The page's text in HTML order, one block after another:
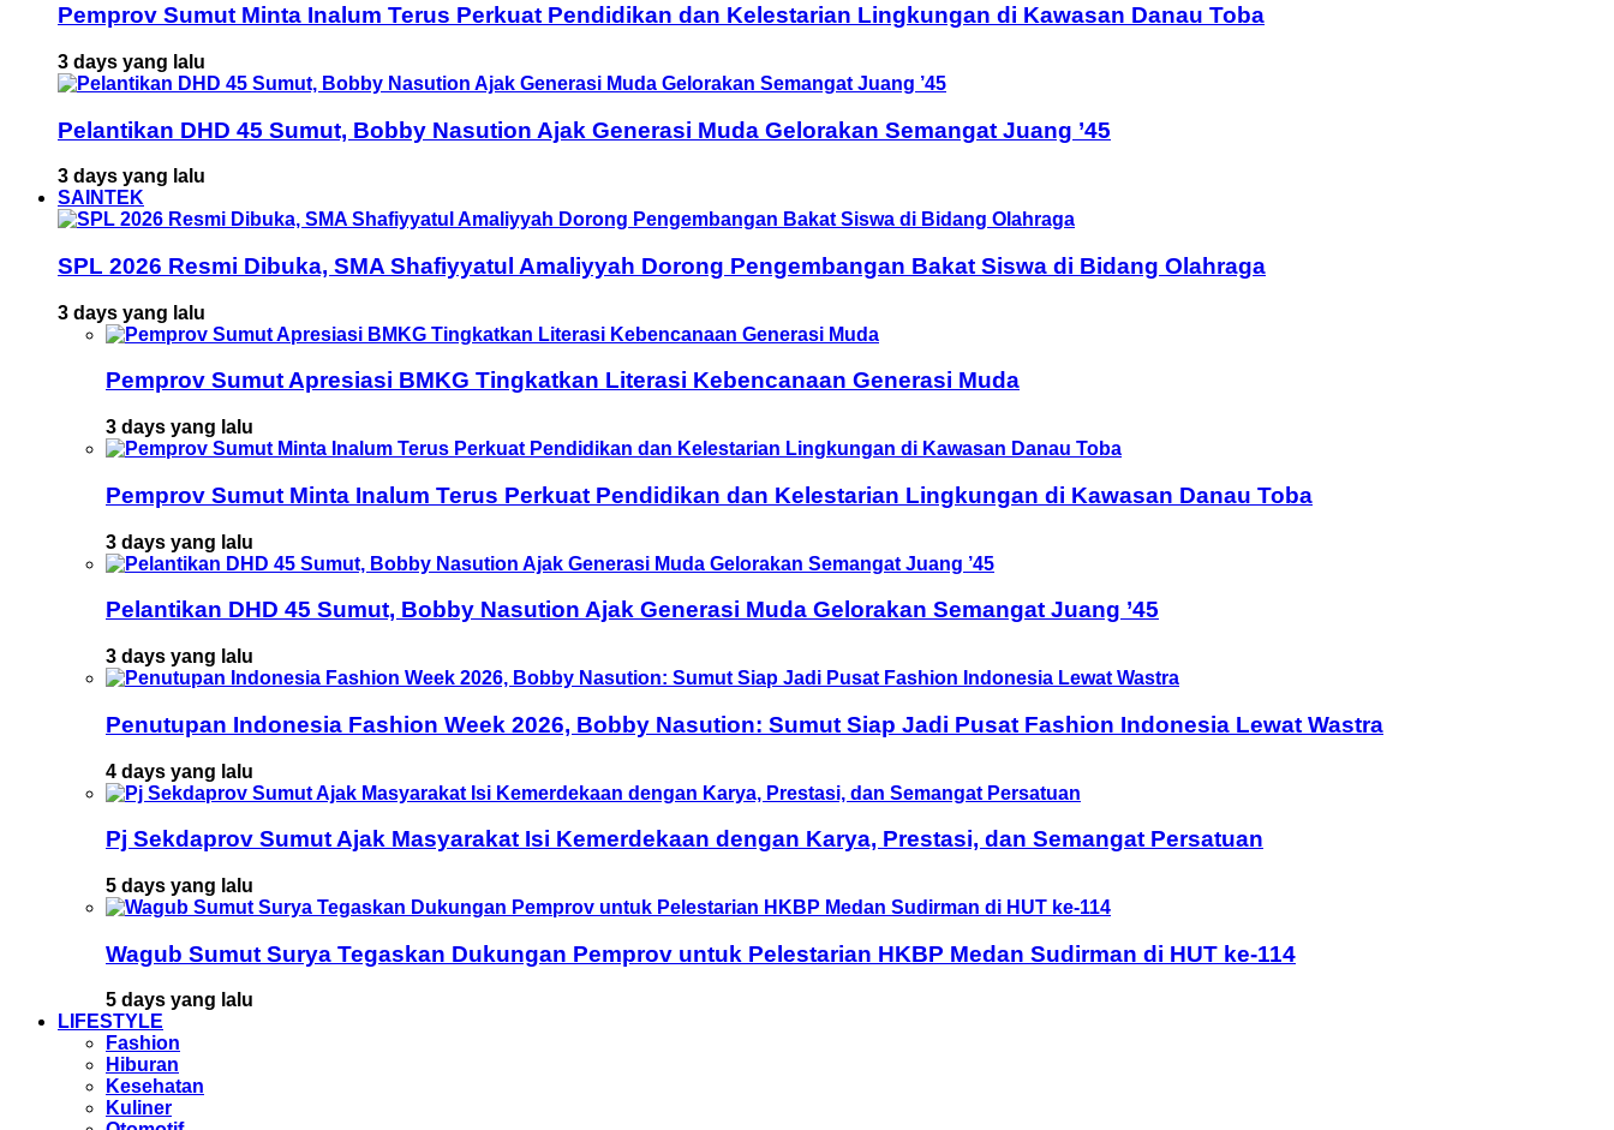
Pemprov Sumut Minta Inalum Terus Perkuat Pendidikan dan Kelestarian Lingkungan di Kawasan Danau Toba
3 days yang lalu
Pelantikan DHD 45 Sumut, Bobby Nasution Ajak Generasi Muda Gelorakan Semangat Juang ’45
3 days yang lalu
SAINTEK
SPL 2026 Resmi Dibuka, SMA Shafiyyatul Amaliyyah Dorong Pengembangan Bakat Siswa di Bidang Olahraga
3 days yang lalu
Pemprov Sumut Apresiasi BMKG Tingkatkan Literasi Kebencanaan Generasi Muda
3 days yang lalu
Pemprov Sumut Minta Inalum Terus Perkuat Pendidikan dan Kelestarian Lingkungan di Kawasan Danau Toba
3 days yang lalu
Pelantikan DHD 45 Sumut, Bobby Nasution Ajak Generasi Muda Gelorakan Semangat Juang ’45
3 days yang lalu
Penutupan Indonesia Fashion Week 2026, Bobby Nasution: Sumut Siap Jadi Pusat Fashion Indonesia Lewat Wastra
4 days yang lalu
Pj Sekdaprov Sumut Ajak Masyarakat Isi Kemerdekaan dengan Karya, Prestasi, dan Semangat Persatuan
5 days yang lalu
Wagub Sumut Surya Tegaskan Dukungan Pemprov untuk Pelestarian HKBP Medan Sudirman di HUT ke-114
5 days yang lalu
LIFESTYLE
Fashion
Hiburan
Kesehatan
Kuliner